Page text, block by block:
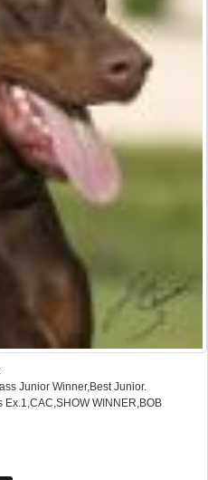
Junior Winner,Best Junior.
WINNER,BOB